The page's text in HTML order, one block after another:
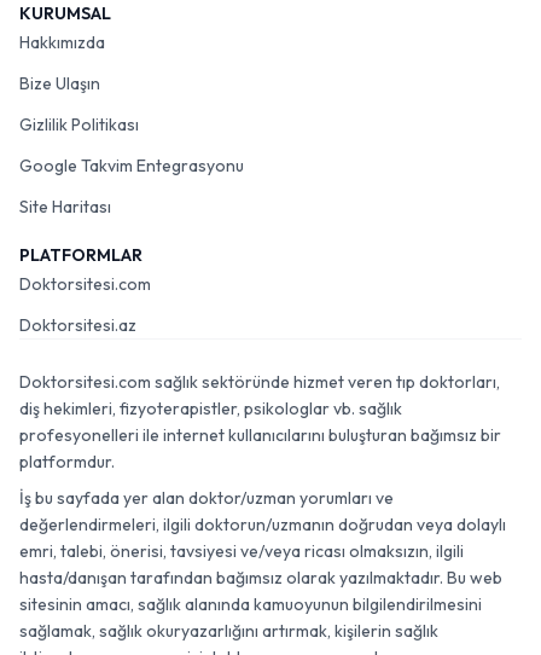
KURUMSAL
Hakkımızda
Bize Ulaşın
Gizlilik Politikası
Google Takvim Entegrasyonu
Site Haritası
PLATFORMLAR
Doktorsitesi.com
Doktorsitesi.az
Doktorsitesi.com sağlık sektöründe hizmet veren tıp doktorları,
diş hekimleri, fizyoterapistler, psikologlar vb. sağlık
profesyonelleri ile internet kullanıcılarını buluşturan bağımsız bir
platformdur.
İş bu sayfada yer alan doktor/uzman yorumları ve
değerlendirmeleri, ilgili doktorun/uzmanın doğrudan veya dolaylı
emri, talebi, önerisi, tavsiyesi ve/veya ricası olmaksızın, ilgili
hasta/danışan tarafından bağımsız olarak yazılmaktadır. Bu web
sitesinin amacı, sağlık alanında kamuoyunun bilgilendirilmesini
sağlamak, sağlık okuryazarlığını artırmak, kişilerin sağlık